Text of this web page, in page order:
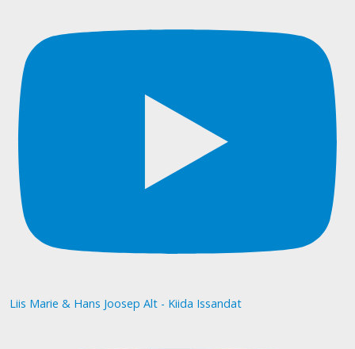
Liis Marie & Hans Joosep Alt - Kiida Issandat